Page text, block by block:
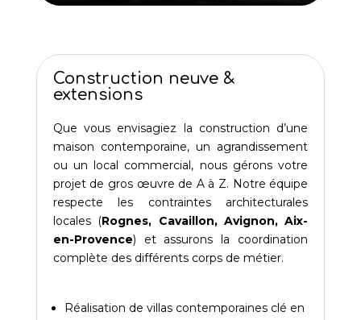
Construction neuve &
extensions
Que vous envisagiez la construction d’une
maison contemporaine, un agrandissement
ou un local commercial, nous gérons votre
projet de gros œuvre de A à Z. Notre équipe
respecte les contraintes architecturales
locales (Rognes, Cavaillon, Avignon, Aix-
en-Provence) et assurons la coordination
complète des différents corps de métier.
Réalisation de villas contemporaines clé en